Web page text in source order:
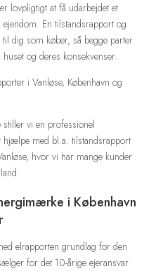
lovpligtigt at få udarbejdet et
En tilstandsrapport og
dig som køber, så begge parter
og deres konsekvenser.
i Vanløse, København og
vi en professionel
hjælpe med bl.a. tilstandsrapport
hvor vi har mange kunder
i København
elrapporten grundlag for den
for det 10-årige ejeransvar